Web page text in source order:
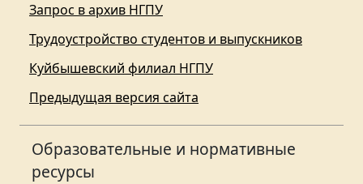
Запрос в архив НГПУ
Трудоустройство студентов и выпускников
Куйбышевский филиал НГПУ
Предыдущая версия сайта
Образовательные и нормативные
ресурсы